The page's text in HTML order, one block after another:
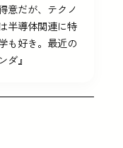
意だが、テクノ
半導体関連に特
も好き。最近の
ダ』